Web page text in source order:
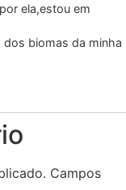
ela,estou em
biomas da minha
Campos